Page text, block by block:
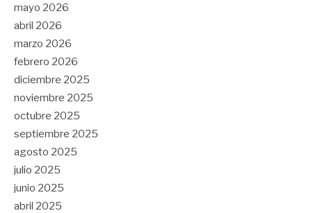
mayo 2026
abril 2026
marzo 2026
febrero 2026
diciembre 2025
noviembre 2025
octubre 2025
septiembre 2025
agosto 2025
julio 2025
junio 2025
abril 2025